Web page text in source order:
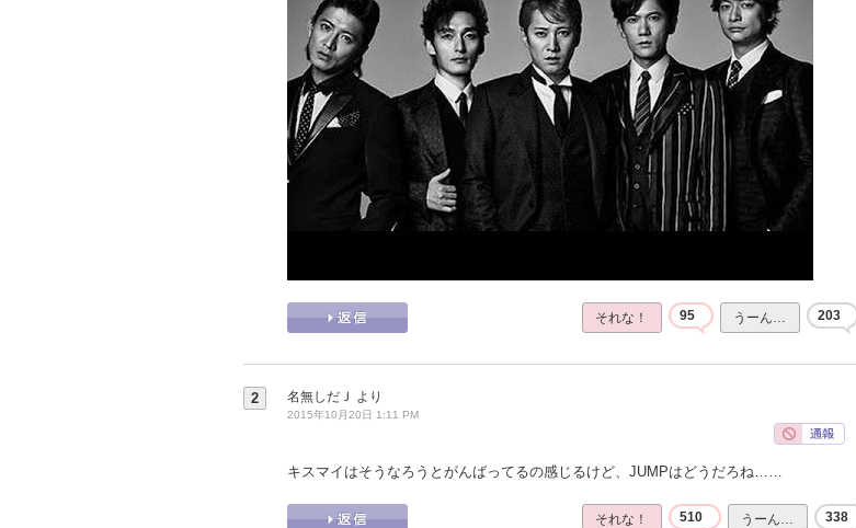
それな！ 95 うーん… 203
2 名無しだＪ より
2015年10月20日 1:11 PM
キスマイはそうなろうとがんばってるの感じるけど、JUMPはどうだろね……
それな！ 510 うーん… 338